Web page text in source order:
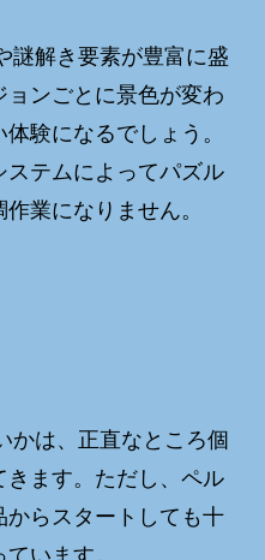
謎解き要素が豊富に盛
ョンごとに景色が変わ
験になるでしょう。
テムによってパズル
業になりません。
かは、正直なところ個
きます。ただし、ペル
からスタートしても十
います。